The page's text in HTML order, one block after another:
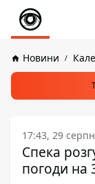
Новини
17:43, 29
Спека
погоди на